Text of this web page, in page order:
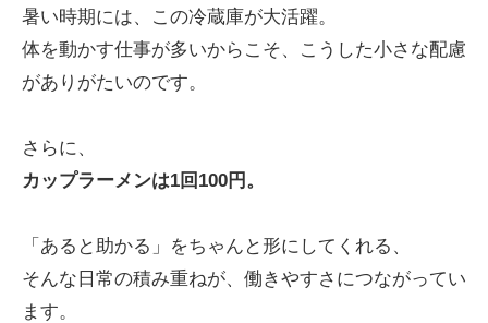
暑い時期には、この冷蔵庫が大活躍。
体を動かす仕事が多いからこそ、こうした小さな配慮
がありがたいのです。
さらに、
カップラーメンは1回100円。
「あると助かる」をちゃんと形にしてくれる、
そんな日常の積み重ねが、働きやすさにつながってい
ます。